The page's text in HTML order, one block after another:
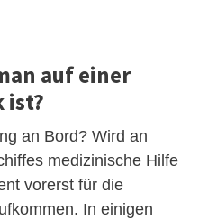
auf einer
ist?
an Bord? Wird an
medizinische Hilfe
vorerst für die
In einigen